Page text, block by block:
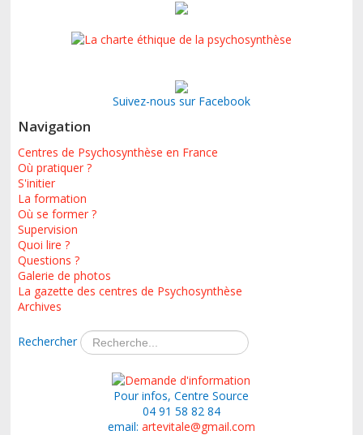
Suivez-nous sur Facebook
Navigation
Centres de Psychosynthèse en France
Où pratiquer ?
S'initier
La formation
Où se former ?
Supervision
Quoi lire ?
Questions ?
Galerie de photos
La gazette des centres de Psychosynthèse
Archives
Rechercher
Pour infos, Centre Source
04 91 58 82 84
email: artevitale@gmail.com